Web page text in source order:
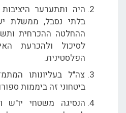
היה ותתערער
בלתי נסבל, ממשלת
ההחלטה ההכרחית
לסיכול ולהכרעת
הפלסטינית.
צה"ל בעליונותו
ביטחוני זה ביממות
הנסיגה משטחי יו"ש